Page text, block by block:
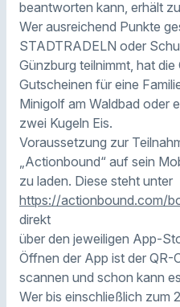
beantworten kann, erhält
Wer ausreichend Punkte
STADTRADELN oder
Günzburg teilnimmt, hat
Gutscheinen für eine
Minigolf am Waldbad oder
zwei Kugeln Eis.
Voraussetzung zur
„Actionbound“ auf sein
zu laden. Diese steht unter
https://actionbound.com/
direkt
über den jeweiligen App-
Öffnen der App ist der QR-
scannen und schon kann
Wer bis einschließlich zum